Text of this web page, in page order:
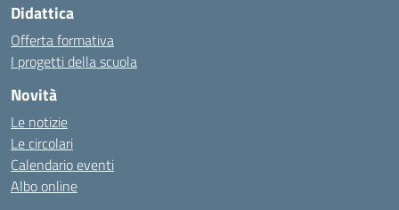
Didattica
Offerta formativa
I progetti della scuola
Novità
Le notizie
Le circolari
Calendario eventi
Albo online